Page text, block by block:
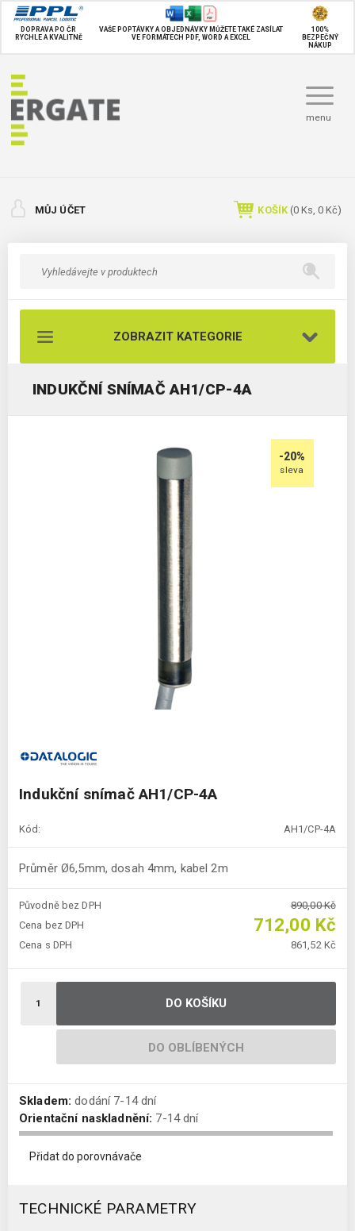
DOPRAVA PO ČR
RYCHLE A KVALITNĚ
VAŠE POPTÁVKY A OBJEDNÁVKY MŮŽETE TAKÉ ZASÍLAT
VE FORMÁTECH PDF, WORD A EXCEL
100%
BEZPEČNÝ
NÁKUP
menu
MŮJ ÚČET KOŠÍK (0 Ks, 0 Kč)
ZOBRAZIT KATEGORIE
INDUKČNÍ SNÍMAČ AH1/CP-4A
-20%
sleva
Indukční snímač AH1/CP-4A
Kód: AH1/CP-4A
Průměr Ø6,5mm, dosah 4mm, kabel 2m
Původně bez DPH
890,00 Kč
Cena bez DPH
712,00 Kč
Cena s DPH 861,52 Kč
DO KOŠÍKU
DO OBLÍBENÝCH
Skladem: dodání 7-14 dní
Orientační naskladnění: 7-14 dní
Přidat do porovnávače
TECHNICKÉ PARAMETRY